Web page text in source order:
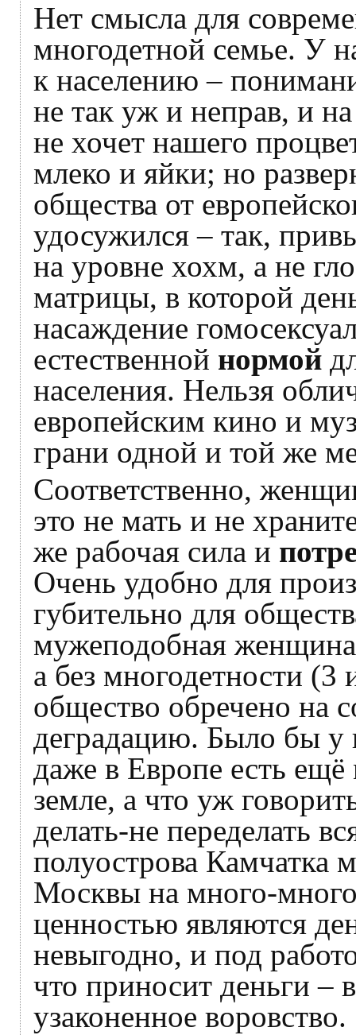
Нет смысла для
многодетной семье. У
к населению –
не так уж и неправ, и
не хочет нашего
млеко и яйки; но
общества от
удосужился – так,
на уровне хохм, а не
матрицы, в которой
насаждение
естественной нормой
населения. Нельзя
европейским кино и
грани одной и той же
Соответственно,
это не мать и не
же рабочая сила и
Очень удобно для
губительно для
мужеподобная
а без многодетности
общество обречено на
деградацию. Было бы у
даже в Европе есть
земле, а что уж
делать-не переделать
полуострова Камчатка
Москвы на много-много
ценностью являются
невыгодно, и под
что приносит деньги –
узаконенное воровство.